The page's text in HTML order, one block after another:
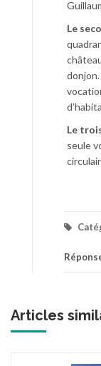
Le
donjon.
Le
seule
Articles